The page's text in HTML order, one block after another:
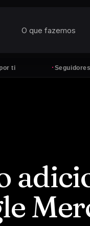
Seguidores não
O que fazemos